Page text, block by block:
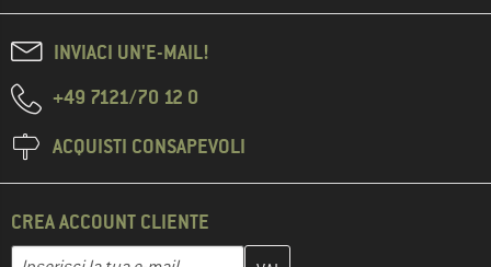
INVIACI UN'E-MAIL!
+49 7121/70 12 0
ACQUISTI CONSAPEVOLI
CREA ACCOUNT CLIENTE
Indirizzo e-mail
Inserisci qui il tuo indirizzo e-mail e crea il tuo account cliente